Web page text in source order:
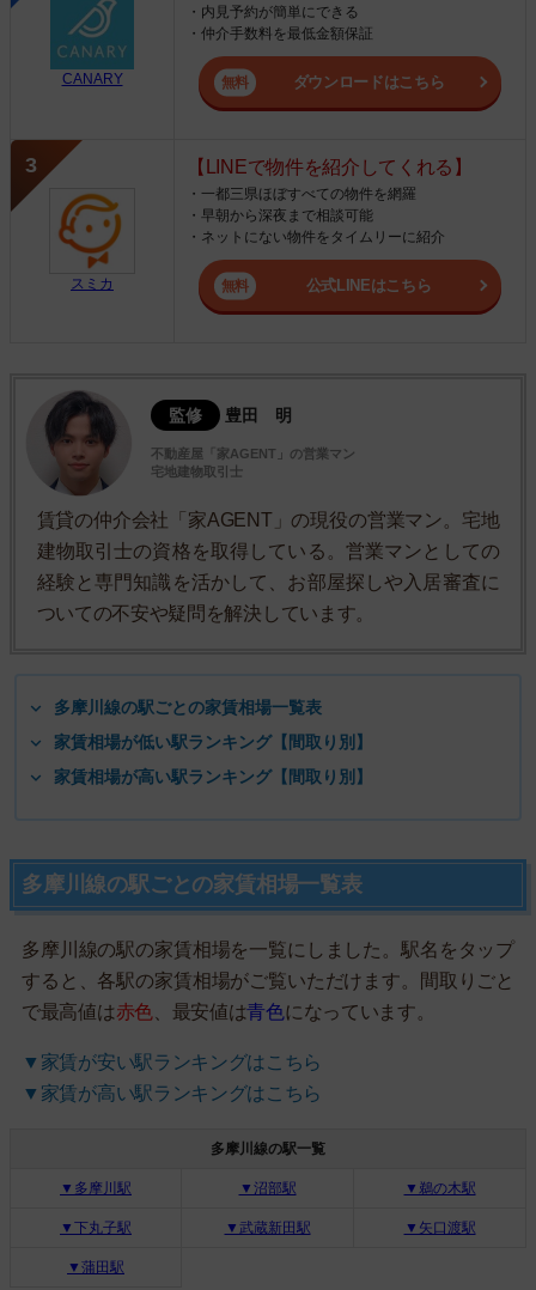
CANARY
・内見予約が簡単にできる
・仲介手数料を最低金額保証
ダウンロードはこちら
スミカ
【LINEで物件を紹介してくれる】
・一都三県ほぼすべての物件を網羅
・早朝から深夜まで相談可能
・ネットにない物件をタイムリーに紹介
公式LINEはこちら
監修 豊田 明
不動産屋「家AGENT」の営業マン
宅地建物取引士
賃貸の仲介会社「家AGENT」の現役の営業マン。宅地
建物取引士の資格を取得している。営業マンとしての
経験と専門知識を活かして、お部屋探しや入居審査に
ついての不安や疑問を解決しています。
多摩川線の駅ごとの家賃相場一覧表
家賃相場が低い駅ランキング【間取り別】
家賃相場が高い駅ランキング【間取り別】
多摩川線の駅ごとの家賃相場一覧表
多摩川線の駅の家賃相場を一覧にしました。駅名をタップ
すると、各駅の家賃相場がご覧いただけます。間取りごと
で最高値は赤色、最安値は青色になっています。
▼家賃が安い駅ランキングはこちら
▼家賃が高い駅ランキングはこちら
多摩川線の駅一覧
▼多摩川駅 ▼沼部駅 ▼鵜の木駅
▼下丸子駅 ▼武蔵新田駅 ▼矢口渡駅
▼蒲田駅